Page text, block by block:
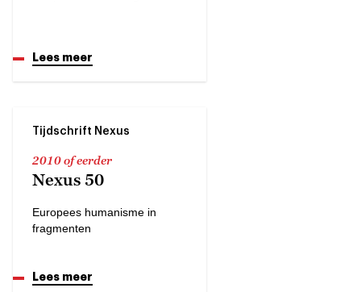
Lees meer
Tijdschrift Nexus
2010 of eerder
Nexus 50
Europees humanisme in
fragmenten
Lees meer